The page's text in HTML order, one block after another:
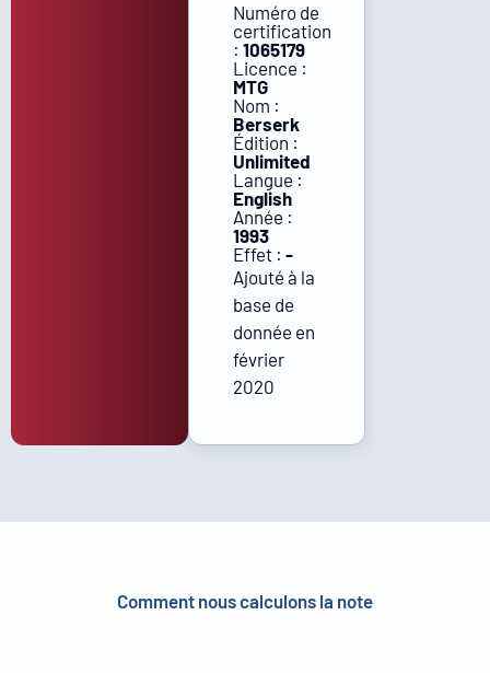
Numéro de
certification
: 1065179
Licence :
MTG
Nom :
Berserk
Édition :
Unlimited
Langue :
English
Année :
1993
Effet : -
Ajouté à la
base de
donnée en
février
2020
Comment nous calculons la note